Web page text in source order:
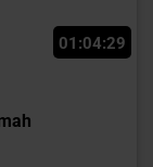
01:04:29